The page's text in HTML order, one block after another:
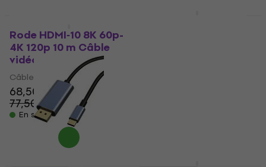
Rode HDMI‑10 8K 60p-
4K 120p 10 m Câble
vidéo
Câble vidéo
68,50 €
77,50 €
- 12 %
En stock